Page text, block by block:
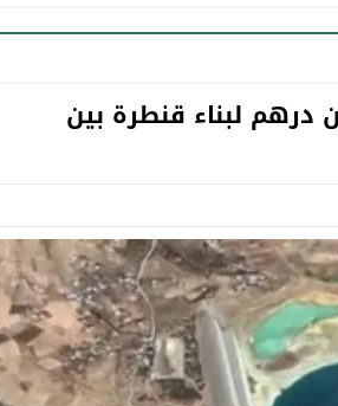
مشتركة:تخصيص 65 مليون درهم لبناء قنطرة بين